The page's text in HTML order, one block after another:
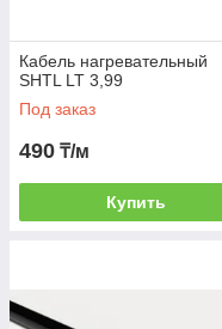
Кабель нагревательный
SHTL LT 3,99
Под заказ
490 ₸/м
Купить